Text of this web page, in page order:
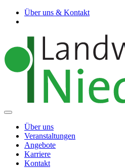
Über uns & Kontakt
Über uns
Veranstaltungen
Angebote
Karriere
Kontakt